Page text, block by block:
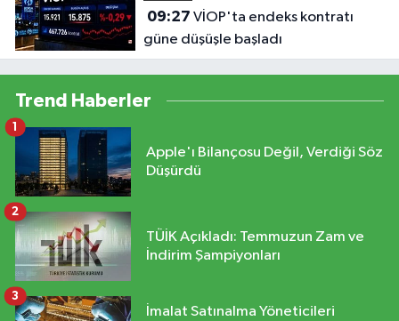
09:27
güne düşüşle başladı
Trend Haberler
Apple'ı Bilançosu Değil, Verdiği Söz
Düşürdü
1
TÜİK Açıkladı: Temmuzun Zam ve
İndirim Şampiyonları
2
İmalat Satınalma Yöneticileri
3